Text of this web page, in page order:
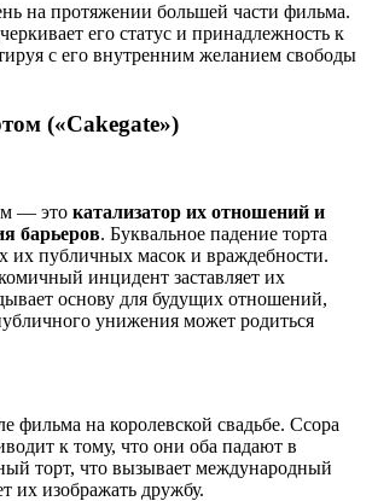
на протяжении большей части фильма.
его статус и принадлежность к
с его внутренним желанием свободы
(«Cakegate»)
— это катализатор их отношений и
барьеров. Буквальное падение торта
их публичных масок и враждебности.
инцидент заставляет их
основу для будущих отношений,
унижения может родиться
фильма на королевской свадьбе. Ссора
к тому, что они оба падают в
торт, что вызывает международный
их изображать дружбу.